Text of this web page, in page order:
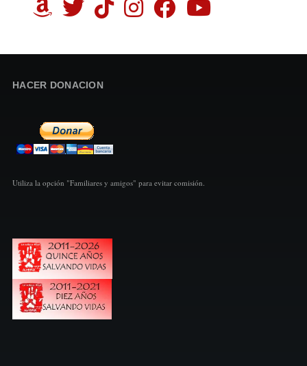
HACER DONACION
Utiliza la opción "Familiares y amigos" para evitar comisión.